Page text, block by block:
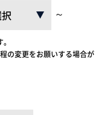
ー
する基本方針
～
の変更をお願いする場合が